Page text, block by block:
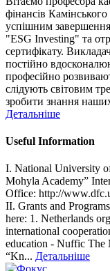
фінансів
успішним
"ESG Investing" та
сертифікату.
постійно
професійно
слідують світовим
зробити знання
Детальніше
Useful Information
I. National University
Mohyla Academy”
Office: http://
ІІ. Grants and
here: 1. Netherlands
international
education - Nuffic The
“Kn... Детальніше